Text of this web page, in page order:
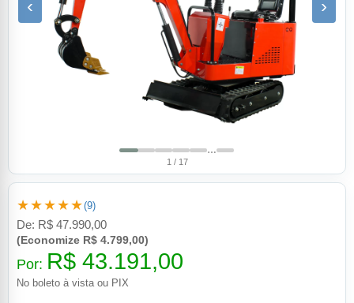
‹ ›
…
1 / 17
★★★★★(9)
De: R$ 47.990,00
(Economize R$ 4.799,00)
Por: R$ 43.191,00
No boleto à vista ou PIX